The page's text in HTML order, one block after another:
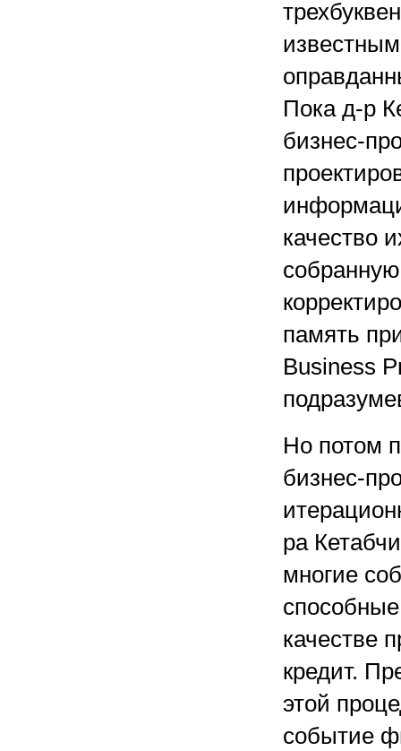
Пока д-р
бизнес-
качество
память
Business
Но потом
бизнес-
ра
многие
качестве
кредит.
этой
событие